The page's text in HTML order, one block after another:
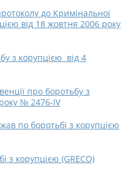
до Кримінальної
від 18 жовтня 2006 року
з корупцією від 4
про боротьбу з
№ 2476-IV
по боротьбі з корупцією
з корупцією (GRECO)